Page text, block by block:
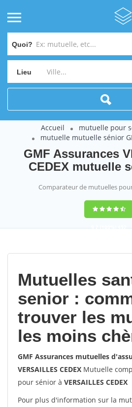
Quoi?
Lieu
Accueil
mutuelle pour
mutuelle mutuelle sénior
GMF Assurances
CEDEX mutuelle
Comparateur de mutuelles
9,2(100%)452
Mutuelles
senior :
trouver les
les moins
GMF Assurances mutuelles
VERSAILLES CEDEX Mutuelle
pour sénior à VERSAILLES CEDEX
Pour plus d'information sur la